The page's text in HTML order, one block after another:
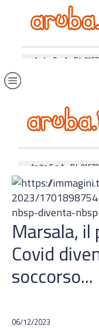
Marsala, il
Covid
soccorso...
06/12/2023